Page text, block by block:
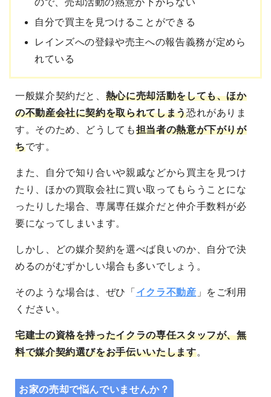
ので、売却活動の熱意が下がらない
自分で買主を見つけることができる
レインズへの登録や売主への報告義務が定めら
れている
一般媒介契約だと、 熱心に売却活動をしても、ほか
の不動産会社に契約を取られてしまう恐れがありま
す。そのため、どうしても担当者の熱意が下がりが
ちです。
また、自分で知り合いや親戚などから買主を見つけ
たり、ほかの買取会社に買い取ってもらうことにな
ったりした場合、専属専任媒介だと仲介手数料が必
要になってしまいます。
しかし、どの媒介契約を選べば良いのか、自分で決
めるのがむずかしい場合も多いでしょう。
そのような場合は、ぜひ「 イクラ不動産 」をご利用
ください。
宅建士の資格を持ったイクラの専任スタッフが、無
料で媒介契約選びをお手伝いいたします。
お家の売却で悩んでいませんか？